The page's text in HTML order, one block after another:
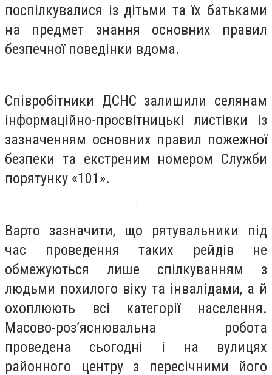
поспілкувалися із дітьми та їх батьками
на предмет знання основних правил
безпечної поведінки вдома.
Співробітники ДСНС залишили селянам
інформаційно-просвітницькі листівки із
зазначенням основних правил пожежної
безпеки та екстреним номером Служби
порятунку «101».
Варто зазначити, що рятувальники під
час проведення таких рейдів не
обмежуються лише спілкуванням з
людьми похилого віку та інвалідами, а й
охоплюють всі категорії населення.
Масово-роз’яснювальна робота
проведена сьогодні і на вулицях
районного центру з пересічними його